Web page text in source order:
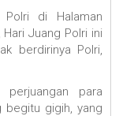
di Halaman
Juang Polri ini
berdirinya Polri,
para
begitu gigih, yang